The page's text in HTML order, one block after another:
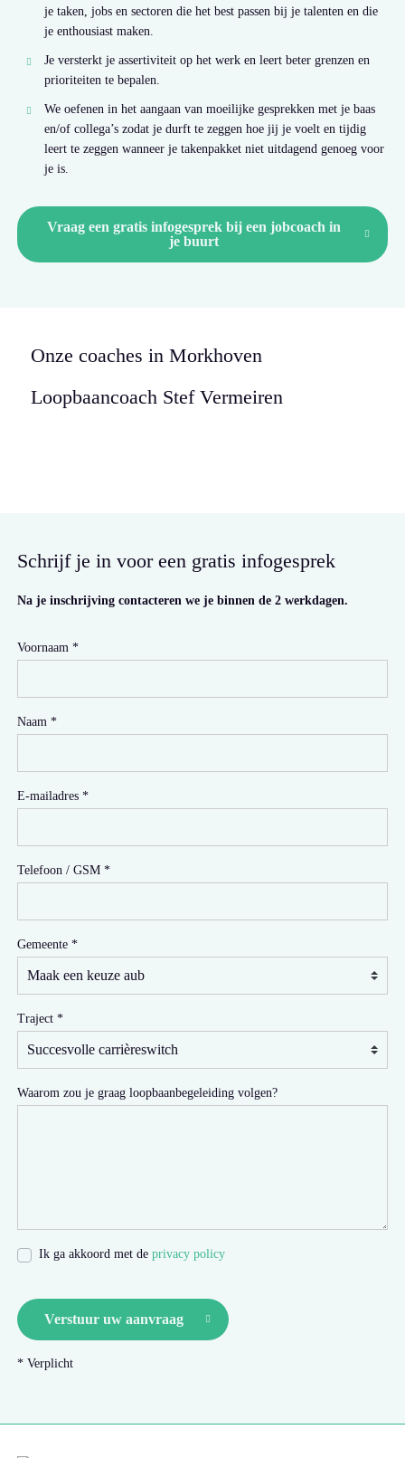
je taken, jobs en sectoren die het best passen bij je talenten en die
je enthousiast maken.
Je versterkt je assertiviteit op het werk en leert beter grenzen en
prioriteiten te bepalen.
We oefenen in het aangaan van moeilijke gesprekken met je baas
en/of collega’s zodat je durft te zeggen hoe jij je voelt en tijdig
leert te zeggen wanneer je takenpakket niet uitdagend genoeg voor
je is.
Vraag een gratis infogesprek bij een jobcoach in
je buurt
Onze coaches in Morkhoven
Loopbaancoach Stef Vermeiren
Schrijf je in voor een gratis infogesprek
Na je inschrijving contacteren we je binnen de 2 werkdagen.
Voornaam
Naam
E-mailadres
Telefoon / GSM
Gemeente
Traject
Waarom zou je graag loopbaanbegeleiding volgen?
Ik ga akkoord met deprivacy policy
Verstuur uw aanvraag
* Verplicht